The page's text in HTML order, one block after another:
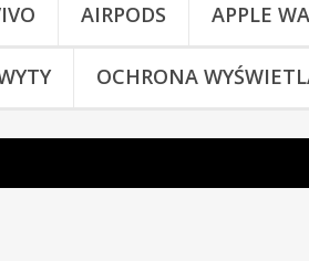
AIRPODS APPLE
OCHRONA